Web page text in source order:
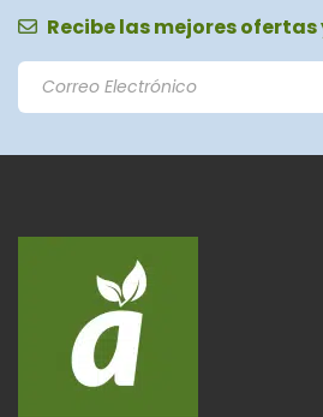
Recibe las mejores